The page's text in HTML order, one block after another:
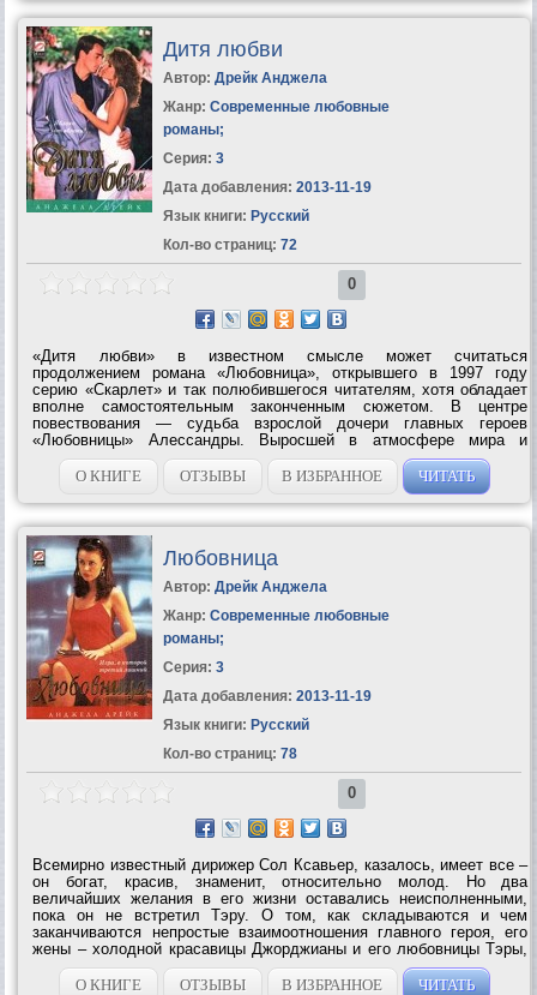
Дитя любви
Автор: Дрейк Анджела
Жанр: Современные любовные
романы;
Серия: 3
Дата добавления: 2013-11-19
Язык книги: Русский
Кол-во страниц: 72
0
«Дитя любви» в известном смысле может считаться
продолжением романа «Любовница», открывшего в 1997 году
серию «Скарлет» и так полюбившегося читателям, хотя обладает
вполне самостоятельным законченным сюжетом. В центре
повествования — судьба взрослой дочери главных героев
«Любовницы» Алессандры. Выросшей в атмосфере мира и
согласия родительского дома, ей предстоит столкнуться с
ненавистью, коварством, интригами со стороны...
О КНИГЕ ОТЗЫВЫ В ИЗБРАННОЕ ЧИТАТЬ
Любовница
Автор: Дрейк Анджела
Жанр: Современные любовные
романы;
Серия: 3
Дата добавления: 2013-11-19
Язык книги: Русский
Кол-во страниц: 78
0
Всемирно известный дирижер Сол Ксавьер, казалось, имеет все –
он богат, красив, знаменит, относительно молод. Но два
величайших желания в его жизни оставались неисполненными,
пока он не встретил Тэру. О том, как складываются и чем
заканчиваются непростые взаимоотношения главного героя, его
жены – холодной красавицы Джорджианы и его любовницы Тэры,
читатели узнают, прочитав этот прекрасный роман о большой...
О КНИГЕ
ОТЗЫВЫ В ИЗБРАННОЕ ЧИТАТЬ